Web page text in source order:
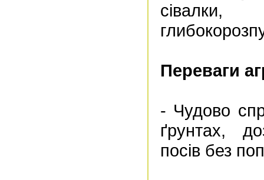
Переваги
- Чудово
ґрунтах,
посів без